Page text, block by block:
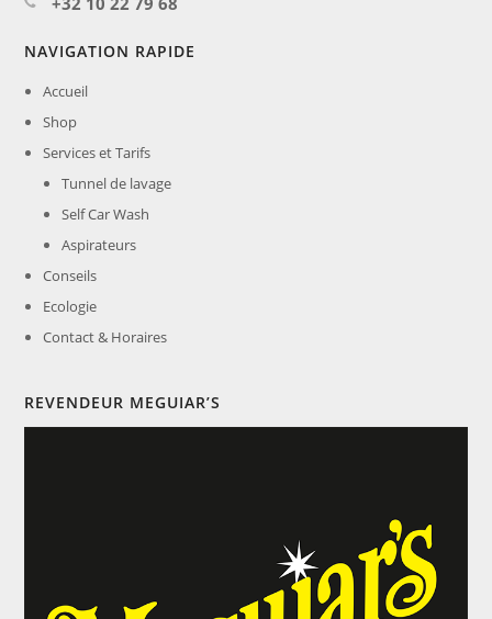
NAVIGATION RAPIDE
Accueil
Shop
Services et Tarifs
Tunnel de lavage
Self Car Wash
Aspirateurs
Conseils
Ecologie
Contact & Horaires
REVENDEUR MEGUIAR’S